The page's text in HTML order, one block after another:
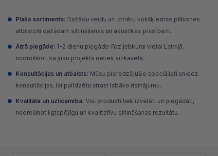
Plašs sortiments: Dažādu veidu un izmēru kokšķiedras plāksnes
atbilstoši dažādām siltināšanas un akustikas prasībām.
Ātrā piegāde: 1-2 dienu piegāde līdz jebkurai vietai Latvijā,
nodrošinot, ka jūsu projekts netiek aizkavēts.
Konsultācijas un atbalsts: Mūsu pieredzējušie speciālisti sniedz
konsultācijas, lai palīdzētu atrast labāko risinājumu.
Kvalitāte un uzticamība: Visi produkti tiek izvēlēti un piegādāti,
nodrošinot ilgtspējīgu un kvalitatīvu siltināšanas rezultātu.